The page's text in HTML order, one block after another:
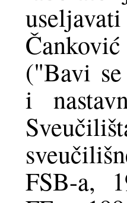
("Bavi
i
FSB-a,